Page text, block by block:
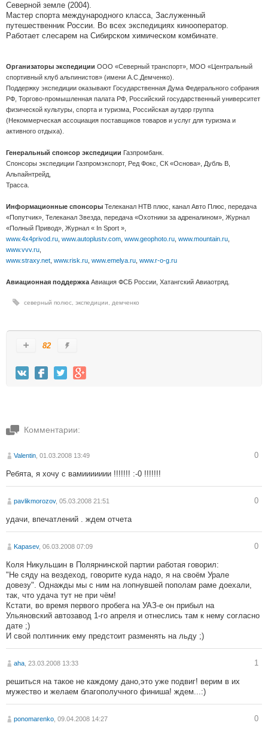
Северной земле (2004).
Мастер спорта международного класса, Заслуженный
путешественник России. Во всех экспедициях кинооператор.
Работает слесарем на Сибирском химическом комбинате.
Организаторы экспедиции ООО «Северный транспорт», МОО «Центральный
спортивный клуб альпинистов» (имени А.С.Демченко).
Поддержку экспедиции оказывают Государственная Дума Федерального собрания
РФ, Торгово-промышленная палата РФ, Российский государственный университет
физической культуры, спорта и туризма, Российская аутдор группа
(Некоммерческая ассоциация поставщиков товаров и услуг для туризма и
активного отдыха).
Генеральный спонсор экспедиции Газпромбанк.
Спонсоры экспедиции Газпромэкспорт, Ред Фокс, СК «Основа», Дубль В,
Альпайнтрейд,
Трасса.
Информационные спонсоры Телеканал НТВ плюс, канал Авто Плюс, передача
«Попутчик», Телеканал Звезда, передача «Охотники за адреналином», Журнал
«Полный Привод», Журнал « In Sport »,
www.4x4privod.ru www.autoplustv.com www.geophoto.ru www.mountain.ru
www.vvv.ru
www.straxy.net www.risk.ru www.emelya.ru www.r-o-g.ru
Авиационная поддержка Авиация ФСБ России, Хатангский Авиаотряд.
северный полюс экспедиции демченко
82
Комментарии:
Valentin , 01.03.2008 13:49 0
Ребята, я хочу с вамиииииии !!!!!!! :-0 !!!!!!!
pavlikmorozov, 05.03.2008 21:51 0
удачи, впечатлений . ждем отчета
Kapasev, 06.03.2008 07:09 0
Коля Никульшин в Полярнинской партии работая говорил:
"Не сяду на вездеход, говорите куда надо, я на своём Урале
довезу". Однажды мы с ним на лопнувшей пополам раме доехали,
так, что удача тут не при чём!
Кстати, во время первого пробега на УАЗ-е он прибыл на
Ульяновский автозавод 1-го апреля и отнеслись там к нему согласно
дате ;)
И свой полтинник ему предстоит разменять на льду ;)
aha , 23.03.2008 13:33 1
решиться на такое не каждому дано,это уже подвиг! верим в их
мужество и желаем благополучного финиша! ждем...:)
ponomarenko , 09.04.2008 14:27 0